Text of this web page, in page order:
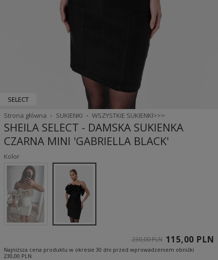
SELECT
Strona główna
SUKIENKI WSZYSTKIE SUKIENKI>>>
SHEILA SELECT - DAMSKA SUKIENKA
CZARNA MINI 'GABRIELLA BLACK'
Kolor
115,00 PLN
230,00 PLN
Najniższa cena produktu w okresie 30 dni przed wprowadzeniem obniżki
230,00 PLN